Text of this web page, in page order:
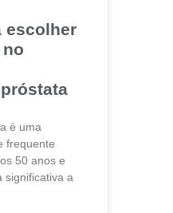
escolher
é uma
frequente
50 anos e
significativa a